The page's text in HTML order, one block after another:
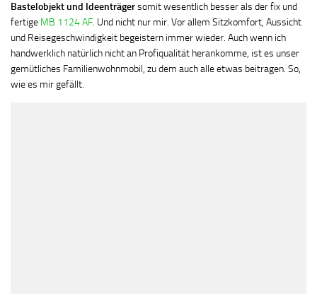
Bastelobjekt und Ideenträgersomit wesentlich besser als der fix und
fertige MB 1124 AF. Und nicht nur mir. Vor allem Sitzkomfort, Aussicht
und Reisegeschwindigkeit begeistern immer wieder. Auch wenn ich
handwerklich natürlich nicht an Profiqualität herankomme, ist es unser
gemütliches Familienwohnmobil, zu dem auch alle etwas beitragen. So,
wie es mir gefällt.